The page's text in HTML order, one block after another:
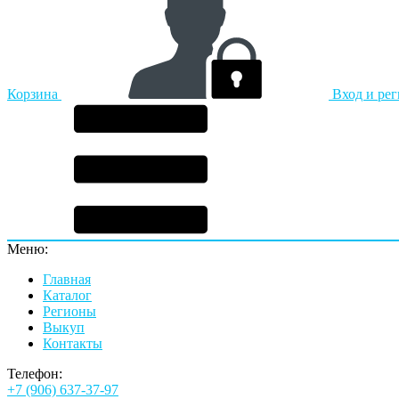
Корзина Вход и
Меню:
Главная
Каталог
Регионы
Выкуп
Контакты
Телефон:
+7 (906) 637-37-97